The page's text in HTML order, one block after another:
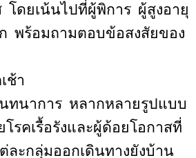
โดยเน้นไปที่ผู้พิการ ผู้สูงอายุ
พร้อมถามตอบข้อสงสัยของ
ช้า
ทนาการ หลากหลายรูปแบบ
โรคเรื้อรังและผู้ด้อยโอกาสที่
ละกลุ่มออกเดินทางยังบ้าน